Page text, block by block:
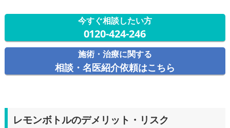
今すぐ相談したい方
0120-424-246
施術・治療に関する
相談・名医紹介依頼はこちら
レモンボトルのデメリット・リスク